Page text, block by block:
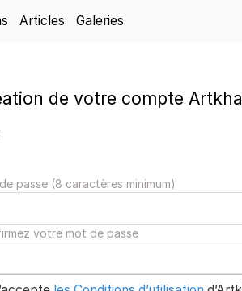
Articles Galeries
de votre compte
passe (8 caractères minimum)
votre mot de passe